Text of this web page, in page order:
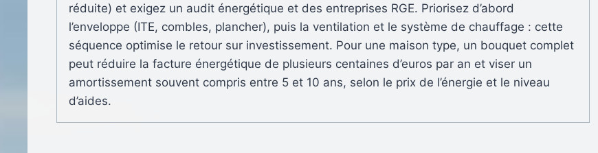
réduite) et exigez un audit énergétique et des entreprises RGE. Priorisez d’abord
l’enveloppe (ITE, combles, plancher), puis la ventilation et le système de chauffage : cette
séquence optimise le retour sur investissement. Pour une maison type, un bouquet complet
peut réduire la facture énergétique de plusieurs centaines d’euros par an et viser un
amortissement souvent compris entre 5 et 10 ans, selon le prix de l’énergie et le niveau
d’aides.